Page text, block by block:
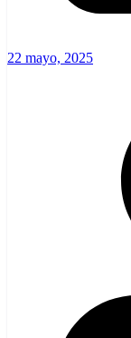
22 mayo, 2025